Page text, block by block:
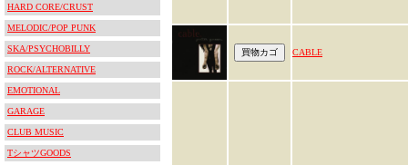
HARD CORE/CRUST
MELODIC/POP PUNK
SKA/PSYCHOBILLY
ROCK/ALTERNATIVE
EMOTIONAL
GARAGE
CLUB MUSIC
TシャツGOODS
CABLE